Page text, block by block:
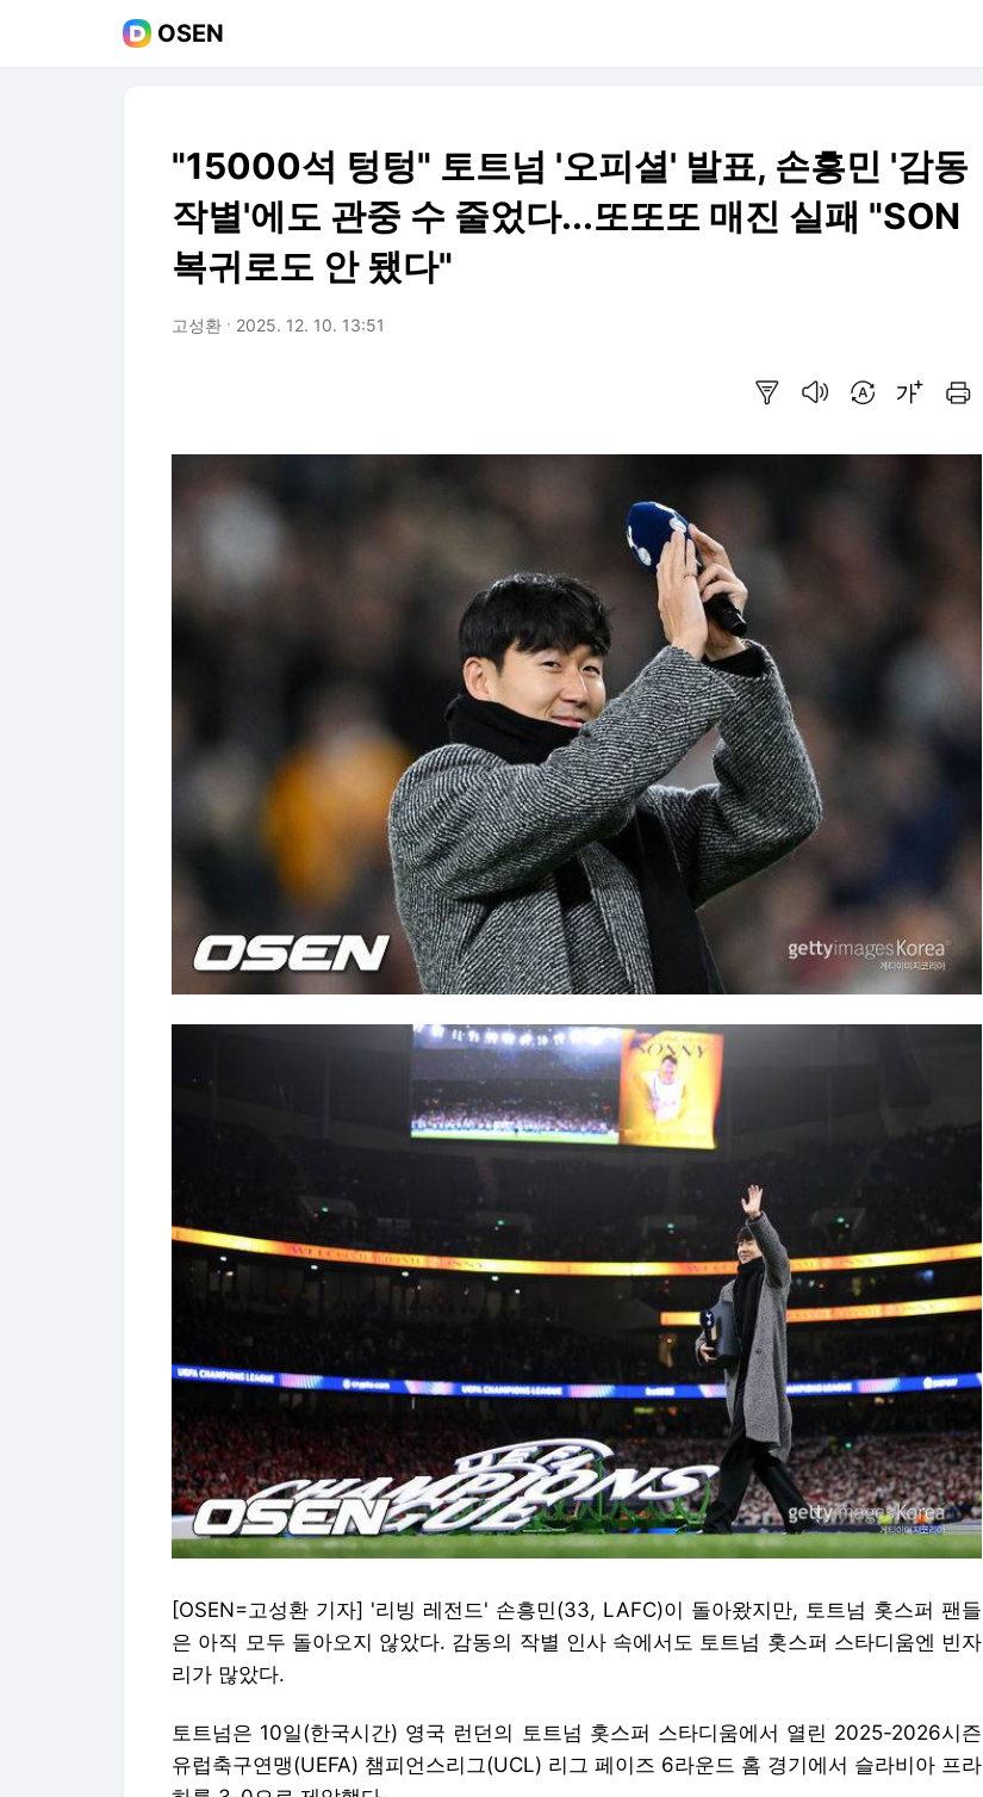
OSEN
"15000석 텅텅" 토트넘 '오피셜' 발표, 손흥민 '감동
작별'에도 관중 수 줄었다...또또또 매진 실패 "SON
복귀로도 안 됐다"
고성환 2025. 12. 10. 13:51
[OSEN=고성환 기자] '리빙 레전드' 손흥민(33, LAFC)이 돌아왔지만, 토트넘 홋스퍼 팬들
은 아직 모두 돌아오지 않았다. 감동의 작별 인사 속에서도 토트넘 홋스퍼 스타디움엔 빈자
리가 많았다.
토트넘은 10일(한국시간) 영국 런던의 토트넘 홋스퍼 스타디움에서 열린 2025-2026시즌
유럽축구연맹(UEFA) 챔피언스리그(UCL) 리그 페이즈 6라운드 홈 경기에서 슬라비아 프라